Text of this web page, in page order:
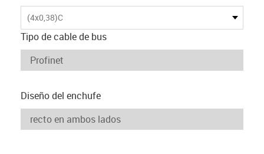
(4x0,38)C
Tipo de cable de bus
Diseño del enchufe